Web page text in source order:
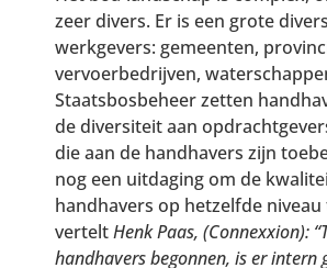
zeer divers. Er is een grote
werkgevers: gemeenten,
vervoerbedrijven,
Staatsbosbeheer zetten
de diversiteit aan
die aan de handhavers zijn
nog een uitdaging om de
handhavers op hetzelfde niveau
verteltHenk Paas, (Connexxion):
handhavers begonnen, is er intern